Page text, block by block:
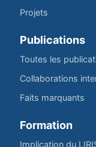
Projets
Publications
Toutes les
Collaborations
Faits marquants
Formation
Implication du